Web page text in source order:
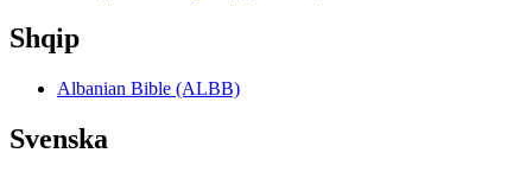
Shqip
Albanian Bible (ALBB)
Svenska